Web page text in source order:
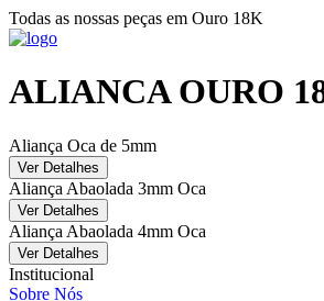
Todas as nossas peças em Ouro 18K
ALIANCA OURO
Aliança Oca de 5mm
Ver Detalhes
Aliança Abaolada 3mm Oca
Ver Detalhes
Aliança Abaolada 4mm Oca
Ver Detalhes
Institucional
Sobre Nós